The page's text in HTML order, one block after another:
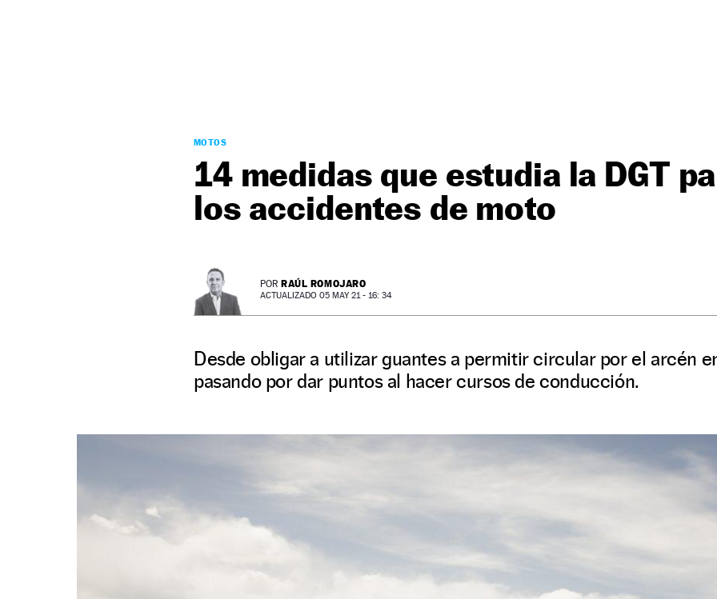
MOTOS
14 medidas que estudia la DGT
los accidentes de moto
POR RAÚL ROMOJARO
ACTUALIZADO 05 MAY 21 - 16: 34
Desde obligar a utilizar guantes a permitir circular por el arcén
pasando por dar puntos al hacer cursos de conducción.